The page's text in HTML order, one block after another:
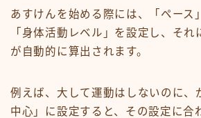
あすけんを始める際には、「ペース
「身体活動レベル」を設定し、それ
が自動的に算出されます。
例えば、大して運動はしないのに、
中心」に設定すると、その設定に合